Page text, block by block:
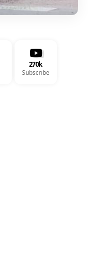
270k
Subscribe